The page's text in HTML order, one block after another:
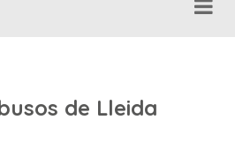
de Lleida